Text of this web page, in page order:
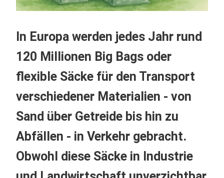
In Europa werden jedes Jahr rund
120 Millionen Big Bags oder
flexible Säcke für den Transport
verschiedener Materialien - von
Sand über Getreide bis hin zu
Abfällen - in Verkehr gebracht.
Obwohl diese Säcke in Industrie